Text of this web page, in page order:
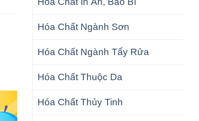
Hóa Chất Ngành Sơn
Hóa Chất Ngành Tẩy Rửa
Hóa Chất Thuộc Da
Hóa Chất Thủy Tinh